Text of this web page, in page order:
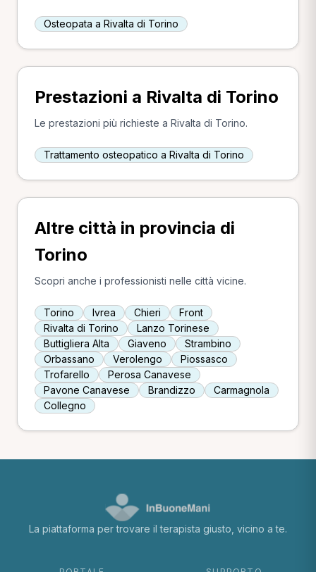
Osteopata a Rivalta di Torino
Prestazioni a Rivalta di Torino
Le prestazioni più richieste a Rivalta di Torino.
Trattamento osteopatico a Rivalta di Torino
Altre città in provincia di
Torino
Scopri anche i professionisti nelle città vicine.
Torino Ivrea Chieri
Front
Rivalta di Torino
Lanzo Torinese
Buttigliera Alta
Giaveno
Strambino
Orbassano
Verolengo
Piossasco
Trofarello
Perosa Canavese
Pavone Canavese
Brandizzo
Carmagnola
Collegno
La piattaforma per trovare il terapista giusto, vicino a te.